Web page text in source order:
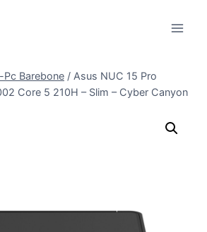
Pc Barebone / Asus NUC 15 Pro
Core 5 210H – Slim – Cyber ​​Canyon